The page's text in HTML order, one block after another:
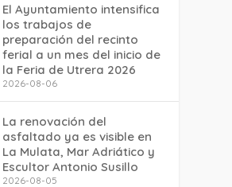
El Ayuntamiento intensifica
los trabajos de
preparación del recinto
ferial a un mes del inicio de
la Feria de Utrera 2026
2026-08-06
La renovación del
asfaltado ya es visible en
La Mulata, Mar Adriático y
Escultor Antonio Susillo
2026-08-05